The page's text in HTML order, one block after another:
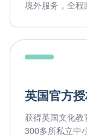
境外服务，全程
英国官方
获得英国文化教
300多所私立中